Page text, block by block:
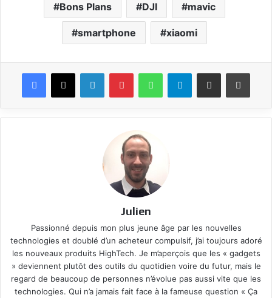
Bons Plans DJI mavic
smartphone xiaomi
Facebook
X LinkedinPinterestWhatsAppTelegramPartagez par mail
Julien
Passionné depuis mon plus jeune âge par les nouvelles
technologies et doublé d’un acheteur compulsif, j’ai toujours adoré
les nouveaux produits HighTech. Je m’aperçois que les « gadgets
» deviennent plutôt des outils du quotidien voire du futur, mais le
regard de beaucoup de personnes n’évolue pas aussi vite que les
technologies. Qui n’a jamais fait face à la fameuse question « Ça